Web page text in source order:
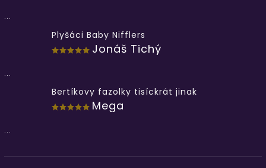
...
Plyšáci Baby Nifflers
Jonáš Tichý
...
Bertíkovy fazolky tisíckrát jinak
Mega
...